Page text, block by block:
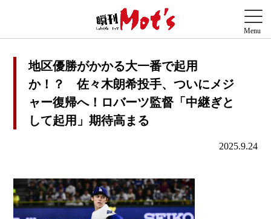
地区優勝がかかる大一番で起用
か！？ 佐々木朗希投手、ついにメジ
ャー復帰へ！ロバーツ監督「中継ぎと
して起用」期待高まる
2025.9.24